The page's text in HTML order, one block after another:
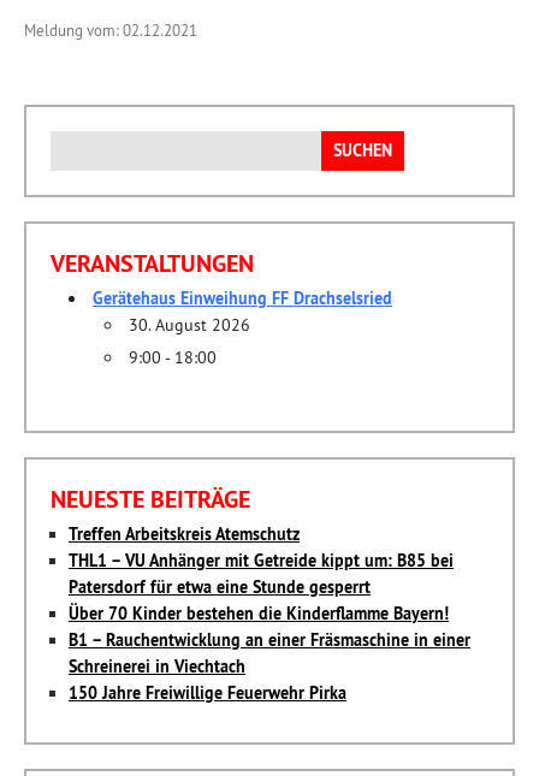
Meldung vom: 02.12.2021
nach:
VERANSTALTUNGEN
Gerätehaus Einweihung FF Drachselsried
30. August 2026
9:00 - 18:00
NEUESTE BEITRÄGE
Treffen Arbeitskreis Atemschutz
THL1 – VU Anhänger mit Getreide kippt um: B85 bei
Patersdorf für etwa eine Stunde gesperrt
Über 70 Kinder bestehen die Kinderflamme Bayern!
B1 – Rauchentwicklung an einer Fräsmaschine in einer
Schreinerei in Viechtach
150 Jahre Freiwillige Feuerwehr Pirka